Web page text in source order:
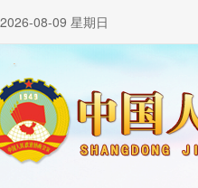
2026-08-09 星期日